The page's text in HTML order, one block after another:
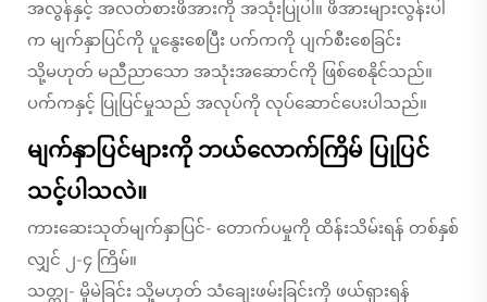
အလွန်နှင့် အလတ်စားဖိအားကို အသုံးပြုပါ။ ဖိအားများလွန်းပါ
က မျက်နှာပြင်ကို ပူနွေးစေပြီး ပက်ကကို ပျက်စီးစေခြင်း
သို့မဟုတ် မညီညာသော အသုံးအဆောင်ကို ဖြစ်စေနိုင်သည်။
ပက်ကနှင့် ပြုပြင်မှုသည် အလုပ်ကို လုပ်ဆောင်ပေးပါသည်။
မျက်နှာပြင်များကို ဘယ်လောက်ကြိမ် ပြုပြင်
သင့်ပါသလဲ။
ကားဆေးသုတ်မျက်နှာပြင်- တောက်ပမှုကို ထိန်းသိမ်းရန် တစ်နှစ်
လျှင် ၂-၄ ကြိမ်။
သတ္တု- မှိုမဲခြင်း သို့မဟုတ် သံချေးဖမ်းခြင်းကို ဖယ်ရှားရန်